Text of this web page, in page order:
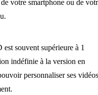
votre smartphone ou de
souvent supérieure à 1
indéfinie à la version en
personnaliser ses